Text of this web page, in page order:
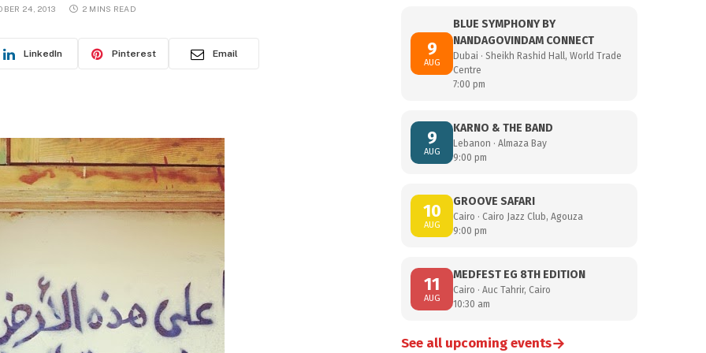
24, 2013 2 MINS READ
LinkedIn Pinterest Email 9
AUG
BLUE SYMPHONY BY
NANDAGOVINDAM CONNECT
Dubai · Sheikh Rashid Hall, World Trade
Centre
7:00 pm
9
AUG
KARNO & THE BAND
Lebanon · Almaza Bay
9:00 pm
10
AUG
GROOVE SAFARI
Cairo · Cairo Jazz Club, Agouza
9:00 pm
11
AUG
MEDFEST EG 8TH EDITION
Cairo · Auc Tahrir, Cairo
10:30 am
See all upcoming events→